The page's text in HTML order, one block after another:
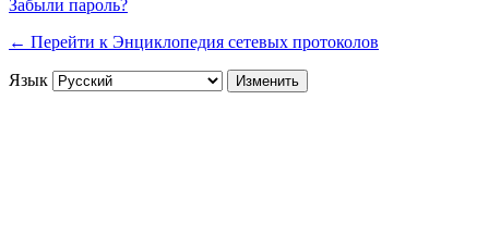
Забыли пароль?
← Перейти к Энциклопедия сетевых протоколов
Язык